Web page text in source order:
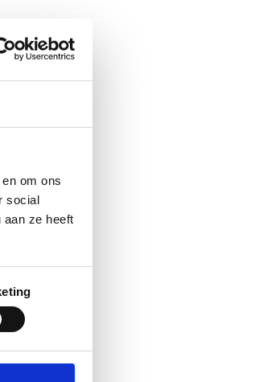
om ons
social
aan ze heeft